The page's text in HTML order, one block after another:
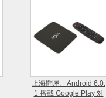
上海問屋、Android 6.0.
1 搭載 Google Play 対